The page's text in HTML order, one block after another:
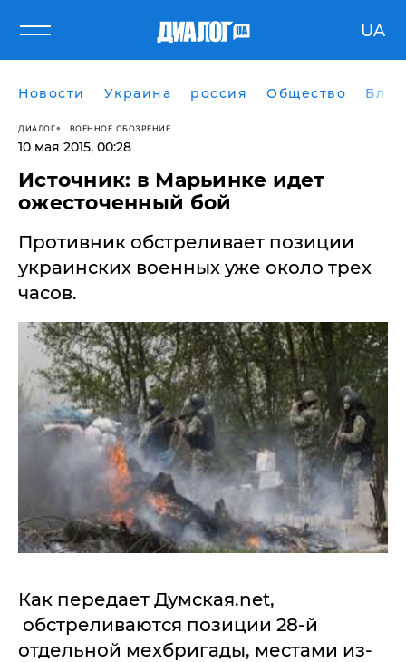
UA
Новости Украина россия Общество
ДИАЛОГ ВОЕННОЕ ОБОЗРЕНИЕ
10 мая 2015, 00:28
Источник: в Марьинке идет
ожесточенный бой
Противник обстреливает позиции
украинских военных уже около трех
часов.
Как передает Думская.net,
обстреливаются позиции 28-й
отдельной мехбригады, местами из-